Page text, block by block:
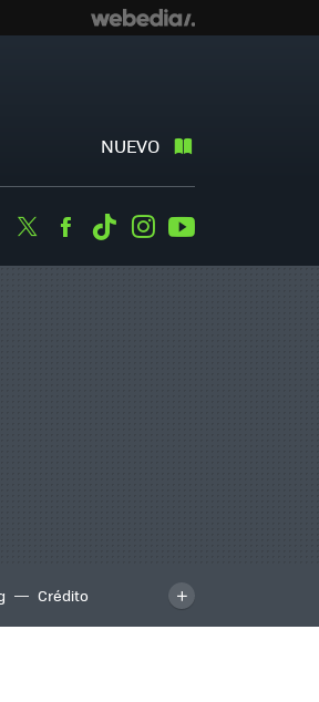
NUEVO
TwitterFacebook
TiktokInstagram
Crédito